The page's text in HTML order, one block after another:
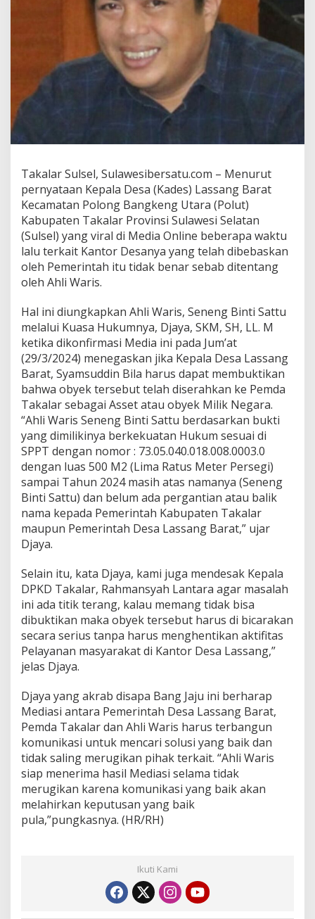
a
n
t
g
K
a
d
e
B
k
t
k
a
n
K
a
l
O
b
y
e
k
K
a
n
o
r
n
y
a
S
u
d
a
b
e
b
a
k
a
Takalar Sulsel, Sulawesibersatu.com – Menurut
pernyataan Kepala Desa (Kades) Lassang Barat
Kecamatan Polong Bangkeng Utara (Polut)
Kabupaten Takalar Provinsi Sulawesi Selatan
(Sulsel) yang viral di Media Online beberapa waktu
lalu terkait Kantor Desanya yang telah dibebaskan
oleh Pemerintah itu tidak benar sebab ditentang
oleh Ahli Waris.
Hal ini diungkapkan Ahli Waris, Seneng Binti Sattu
melalui Kuasa Hukumnya, Djaya, SKM, SH, LL. M
ketika dikonfirmasi Media ini pada Jum’at
(29/3/2024) menegaskan jika Kepala Desa Lassang
Barat, Syamsuddin Bila harus dapat membuktikan
bahwa obyek tersebut telah diserahkan ke Pemda
Takalar sebagai Asset atau obyek Milik Negara.
“Ahli Waris Seneng Binti Sattu berdasarkan bukti
yang dimilikinya berkekuatan Hukum sesuai di
SPPT dengan nomor : 73.05.040.018.008.0003.0
dengan luas 500 M2 (Lima Ratus Meter Persegi)
sampai Tahun 2024 masih atas namanya (Seneng
Binti Sattu) dan belum ada pergantian atau balik
nama kepada Pemerintah Kabupaten Takalar
maupun Pemerintah Desa Lassang Barat,” ujar
Djaya.
Selain itu, kata Djaya, kami juga mendesak Kepala
DPKD Takalar, Rahmansyah Lantara agar masalah
ini ada titik terang, kalau memang tidak bisa
dibuktikan maka obyek tersebut harus di bicarakan
secara serius tanpa harus menghentikan aktifitas
Pelayanan masyarakat di Kantor Desa Lassang,”
jelas Djaya.
Djaya yang akrab disapa Bang Jaju ini berharap
Mediasi antara Pemerintah Desa Lassang Barat,
Pemda Takalar dan Ahli Waris harus terbangun
komunikasi untuk mencari solusi yang baik dan
tidak saling merugikan pihak terkait. “Ahli Waris
siap menerima hasil Mediasi selama tidak
merugikan karena komunikasi yang baik akan
melahirkan keputusan yang baik
pula,”pungkasnya. (HR/RH)
Ikuti Kami